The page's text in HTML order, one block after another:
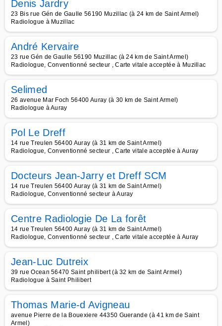
Denis Jardry
23 Bis rue Gén de Gaulle 56190 Muzillac (à 24 km de Saint Armel)
Radiologue à Muzillac
André Kervaire
23 rue Gén de Gaulle 56190 Muzillac (à 24 km de Saint Armel)
Radiologue, Conventionné secteur , Carte vitale acceptée à Muzillac
Selimed
26 avenue Mar Foch 56400 Auray (à 30 km de Saint Armel)
Radiologue à Auray
Pol Le Dreff
14 rue Treulen 56400 Auray (à 31 km de Saint Armel)
Radiologue, Conventionné secteur , Carte vitale acceptée à Auray
Docteurs Jean-Jarry et Dreff SCM
14 rue Treulen 56400 Auray (à 31 km de Saint Armel)
Radiologue, Conventionné secteur à Auray
Centre Radiologie De La forêt
14 rue Treulen 56400 Auray (à 31 km de Saint Armel)
Radiologue, Conventionné secteur , Carte vitale acceptée à Auray
Jean-Luc Dutreix
39 rue Ocean 56470 Saint philibert (à 32 km de Saint Armel)
Radiologue à Saint Philibert
Thomas Marie-d Avigneau
avenue Pierre de la Bouexiere 44350 Guerande (à 41 km de Saint
Armel)